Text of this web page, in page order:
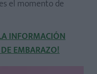
el momento de
INFORMACIÓN
DE EMBARAZO!